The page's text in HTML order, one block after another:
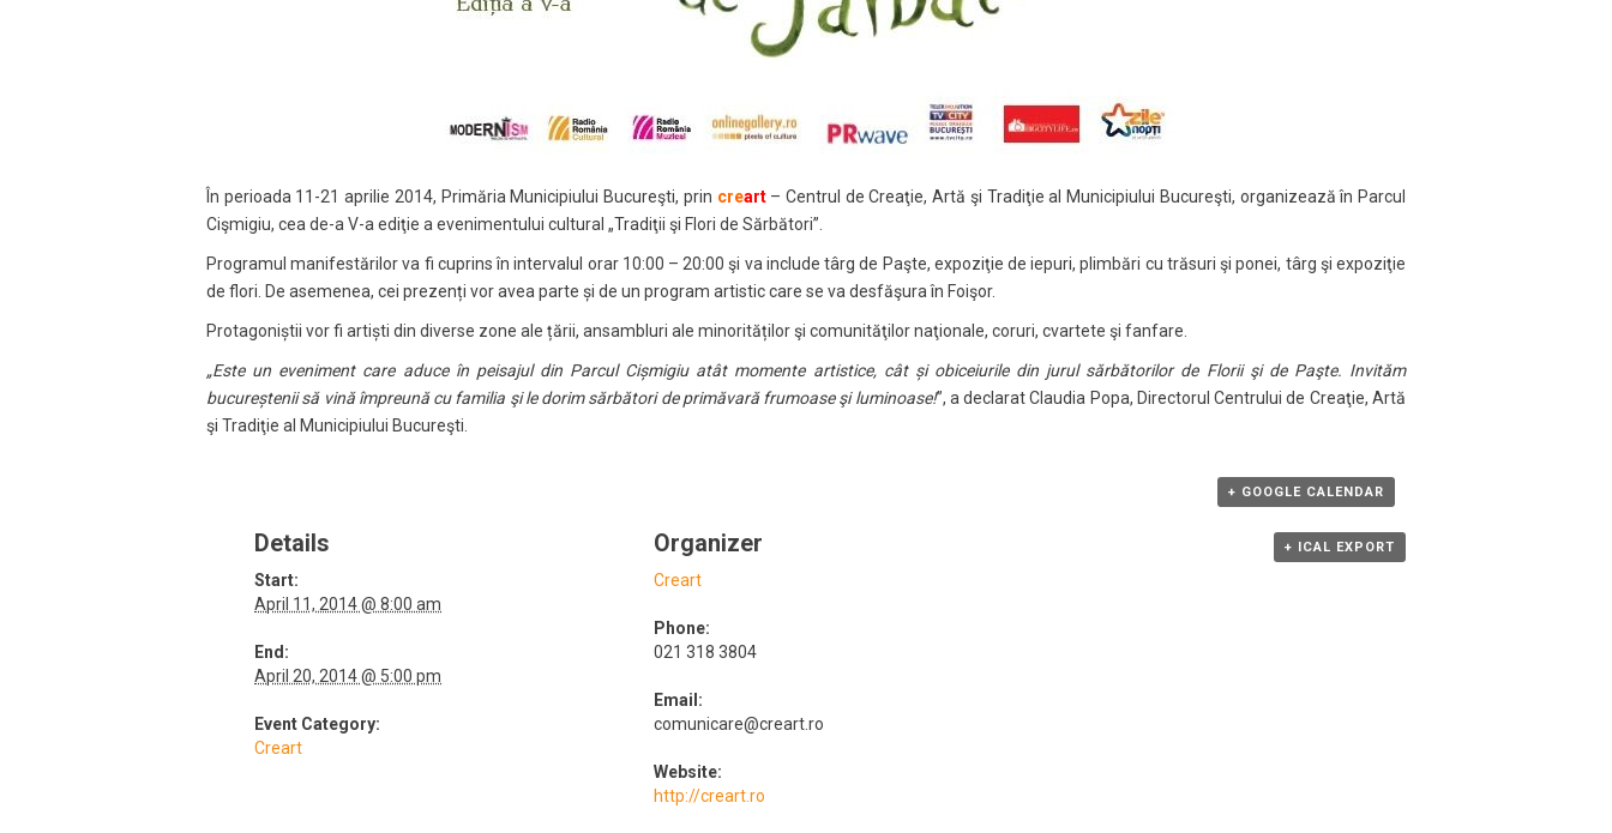
În perioada 11-21 aprilie 2014, Primăria Municipiului Bucureşti, prin creart– Centrul de Creaţie, Artă şi Tradiţie al Municipiului Bucureşti, organizează în Parcul
Cişmigiu, cea de-a V-a ediţie a evenimentului cultural „Tradiţii şi Flori de Sărbători”.
Programul manifestărilor va fi cuprins în intervalul orar 10:00 – 20:00 şi va include târg de Paşte, expoziţie de iepuri, plimbări cu trăsuri şi ponei, târg şi expoziţie
de flori. De asemenea, cei prezenți vor avea parte și de un program artistic care se va desfăşura în Foişor.
Protagoniștii vor fi artiști din diverse zone ale țării, ansambluri ale minorităților şi comunităţilor naţionale, coruri, cvartete şi fanfare.
„Este un eveniment care aduce în peisajul din Parcul Cișmigiu atât momente artistice, cât și obiceiurile din jurul sărbătorilor de Florii şi de Paşte. Invităm
bucureștenii să vină împreună cu familia şi le dorim sărbători de primăvară frumoase şi luminoase!”, a declarat Claudia Popa, Directorul Centrului de Creaţie, Artă
şi Tradiţie al Municipiului Bucureşti.
+ GOOGLE CALENDAR
+ ICAL EXPORT
Details
Start:
April 11, 2014 @ 8:00 am
End:
April 20, 2014 @ 5:00 pm
Event Category:
Creart
Organizer
Creart
Phone:
021 318 3804
Email:
comunicare@creart.ro
Website:
http://creart.ro